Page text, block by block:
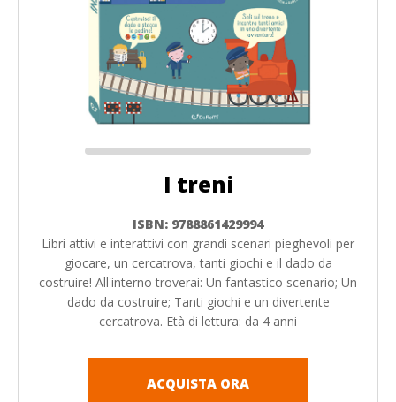
I treni
ISBN: 9788861429994
Libri attivi e interattivi con grandi scenari pieghevoli per
giocare, un cercatrova, tanti giochi e il dado da
costruire! All'interno troverai: Un fantastico scenario; Un
dado da costruire; Tanti giochi e un divertente
cercatrova. Età di lettura: da 4 anni
ACQUISTA ORA